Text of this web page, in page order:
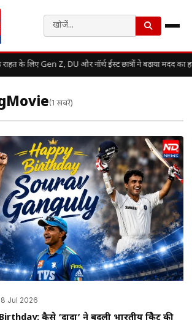
के लिए Gen Z, DU और नॉर्थ ईस्ट छात्रों ने बढ़ाया मदद का
(1 खबरें)
Jul 2026